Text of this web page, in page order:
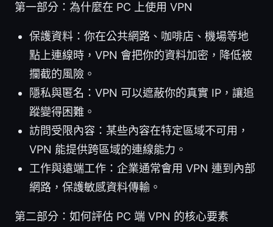
第一部分：為什麼在 PC 上使用 VPN
保護資料：你在公共網路、咖啡店、機場等地
點上連線時，VPN 會把你的資料加密，降低被
攔截的風險。
隱私與匿名：VPN 可以遮蔽你的真實 IP，讓追
蹤變得困難。
訪問受限內容：某些內容在特定區域不可用，
VPN 能提供跨區域的連線能力。
工作與遠端工作：企業通常會用 VPN 連到內部
網路，保護敏感資料傳輸。
第二部分：如何評估 PC 端 VPN 的核心要素